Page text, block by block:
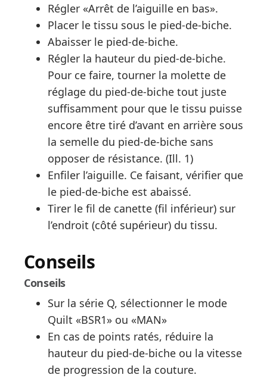
Régler «Arrêt de l’aiguille en bas».
Placer le tissu sous le pied-de-biche.
Abaisser le pied-de-biche.
Régler la hauteur du pied-de-biche.
Pour ce faire, tourner la molette de
réglage du pied-de-biche tout juste
suffisamment pour que le tissu puisse
encore être tiré d’avant en arrière sous
la semelle du pied-de-biche sans
opposer de résistance. (Ill. 1)
Enfiler l’aiguille. Ce faisant, vérifier que
le pied-de-biche est abaissé.
Tirer le fil de canette (fil inférieur) sur
l’endroit (côté supérieur) du tissu.
Conseils
Conseils
Sur la série Q, sélectionner le mode
Quilt «BSR1» ou «MAN»
En cas de points ratés, réduire la
hauteur du pied-de-biche ou la vitesse
de progression de la couture.